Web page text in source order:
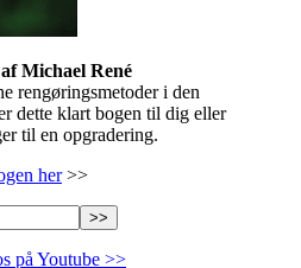
Michael René
rengøringsmetoder i den
dette klart bogen til dig eller
til en opgradering.
her>>